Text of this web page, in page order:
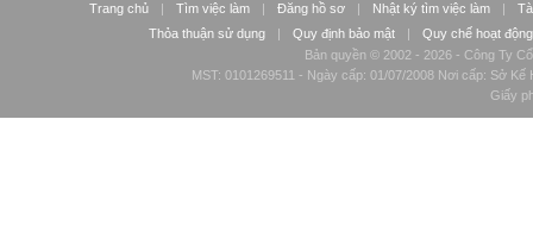
Trang chủ | Tìm việc làm | Đăng hồ sơ | Nhật ký tìm việc làm |
Thỏa thuận sử dụng
| Quy định bảo mật |
Quy chế hoạt động
Bản quyền © 2002 - 2026 - Công Ty
MST: 0101269511 - Ngày cấp: 01/07/2008 Nơi cấp: Sở
Giấy